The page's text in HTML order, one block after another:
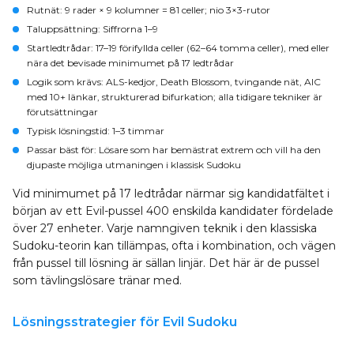
Rutnät: 9 rader × 9 kolumner = 81 celler; nio 3×3-rutor
Taluppsättning: Siffrorna 1–9
Startledtrådar: 17–19 förifyllda celler (62–64 tomma celler), med eller
nära det bevisade minimumet på 17 ledtrådar
Logik som krävs: ALS-kedjor, Death Blossom, tvingande nät, AIC
med 10+ länkar, strukturerad bifurkation; alla tidigare tekniker är
förutsättningar
Typisk lösningstid: 1–3 timmar
Passar bäst för: Lösare som har bemästrat extrem och vill ha den
djupaste möjliga utmaningen i klassisk Sudoku
Vid minimumet på 17 ledtrådar närmar sig kandidatfältet i
början av ett Evil-pussel 400 enskilda kandidater fördelade
över 27 enheter. Varje namngiven teknik i den klassiska
Sudoku-teorin kan tillämpas, ofta i kombination, och vägen
från pussel till lösning är sällan linjär. Det här är de pussel
som tävlingslösare tränar med.
Lösningsstrategier för Evil Sudoku